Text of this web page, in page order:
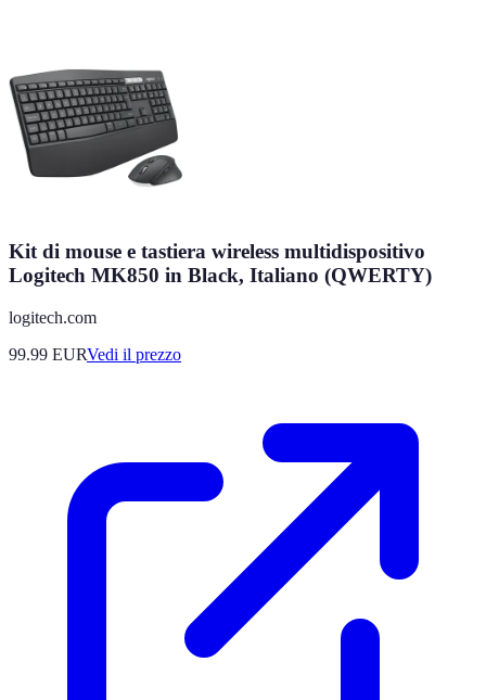
Kit di mouse e tastiera wireless multidispositivo
Logitech MK850 in Black, Italiano (QWERTY)
logitech.com
99.99 EURVedi il prezzo